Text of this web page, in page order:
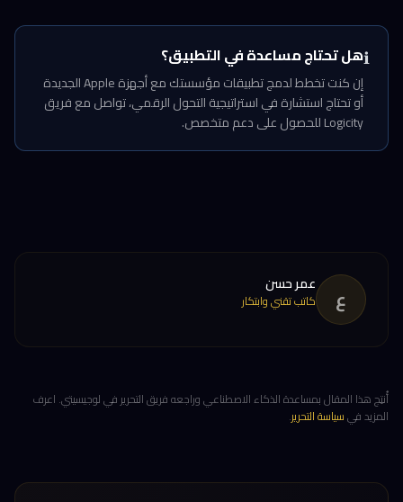
ℹ️هل تحتاج مساعدة في التطبيق؟
إن كنت تخطط لدمج تطبيقات مؤسستك مع أجهزة Apple الجديدة
أو تحتاج استشارة في استراتيجية التحول الرقمي، تواصل مع فريق
Logicity للحصول على دعم متخصص.
ع عمر حسن
كاتب تقني وابتكار
أُنتِج هذا المقال بمساعدة الذكاء الاصطناعي وراجعه فريق التحرير في لوجيسيتي. اعرف
المزيد فيسياسة التحرير.